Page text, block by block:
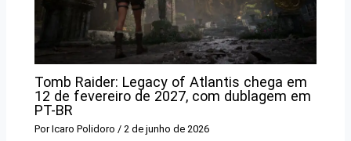
Tomb Raider: Legacy of Atlantis chega em
12 de fevereiro de 2027, com dublagem em
PT-BR
PorIcaro Polidoro/2 de junho de 2026